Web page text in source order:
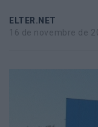
Ràdio
Manlleu
ELTER.NET
16 de novembre de